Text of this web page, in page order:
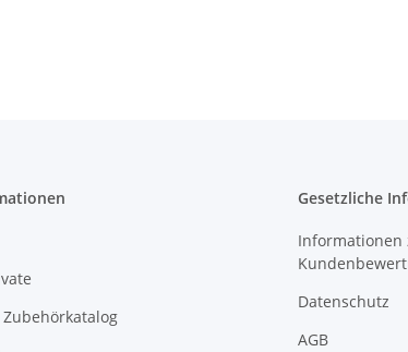
Zubehörkatalog
Gesetzliche
Informationen
Datenschutz
AGB